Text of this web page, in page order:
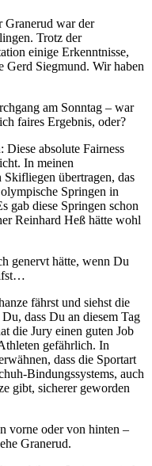
Granerud war der
Trotz der
einige Erkenntnisse,
Gerd Siegmund. Wir haben
am Sonntag – war
faires Ergebnis, oder?
absolute Fairness
In meinen
übertragen, das
Springen in
gab diese Springen schon
Reinhard Heß hätte wohl
genervt hätte, wenn Du
fährst und siehst die
dass Du an diesem Tag
die Jury einen guten Job
gefährlich. In
dass die Sportart
Bindungssystems, auch
gibt, sicherer geworden
vorne oder von hinten –
Granerud.